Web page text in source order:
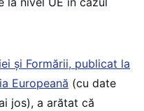
și Formării, publicat la
Europeană (cu date
jos), a arătat că